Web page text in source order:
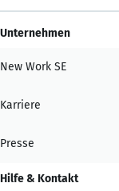
Unternehmen
New Work SE
Karriere
Presse
Hilfe & Kontakt